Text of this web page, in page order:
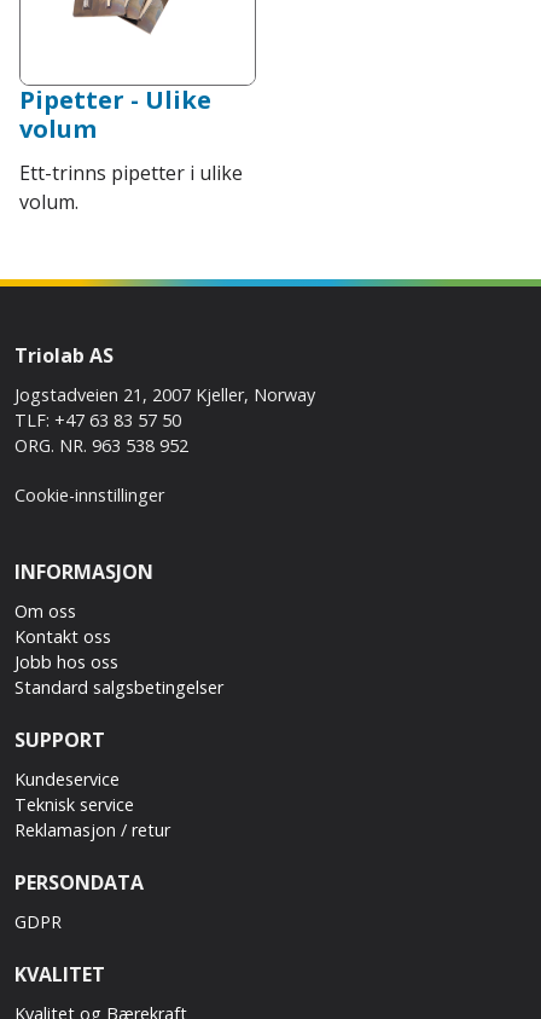
Pipetter - Ulike
volum
Ett-trinns pipetter i ulike
volum.
Triolab AS
Jogstadveien 21, 2007 Kjeller, Norway
TLF: +47 63 83 57 50
ORG. NR. 963 538 952
Cookie-innstillinger
INFORMASJON
Om oss
Kontakt oss
Jobb hos oss
Standard salgsbetingelser
SUPPORT
Kundeservice
Teknisk service
Reklamasjon / retur
PERSONDATA
GDPR
KVALITET
Kvalitet og Bærekraft